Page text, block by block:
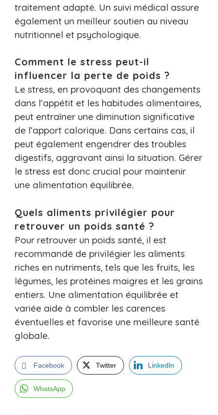
traitement adapté. Un suivi médical assure
également un meilleur soutien au niveau
nutritionnel et psychologique.
Comment le stress peut-il
influencer la perte de poids ?
Le stress, en provoquant des changements
dans l’appétit et les habitudes alimentaires,
peut entraîner une diminution significative
de l’apport calorique. Dans certains cas, il
peut également engendrer des troubles
digestifs, aggravant ainsi la situation. Gérer
le stress est donc crucial pour maintenir
une alimentation équilibrée.
Quels aliments privilégier pour
retrouver un poids santé ?
Pour retrouver un poids santé, il est
recommandé de privilégier les aliments
riches en nutriments, tels que les fruits, les
légumes, les protéines maigres et les grains
entiers. Une alimentation équilibrée et
variée aide à combler les carences
éventuelles et favorise une meilleure santé
globale.
Facebook Twitter LinkedIn
WhatsApp